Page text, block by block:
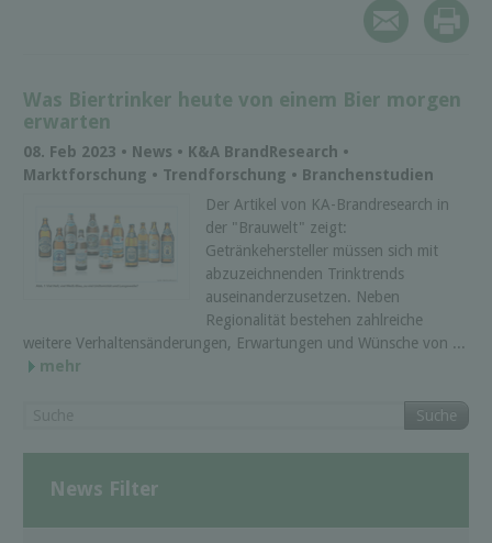
Was Biertrinker heute von einem Bier morgen
erwarten
08. Feb 2023 • News • K&A BrandResearch •
Marktforschung • Trendforschung • Branchenstudien
Der Artikel von KA-Brandresearch in
der "Brauwelt" zeigt:
Getränkehersteller müssen sich mit
abzuzeichnenden Trinktrends
auseinanderzusetzen. Neben
Regionalität bestehen zahlreiche
weitere Verhaltensänderungen, Erwartungen und Wünsche von ...
mehr
Suche
News Filter